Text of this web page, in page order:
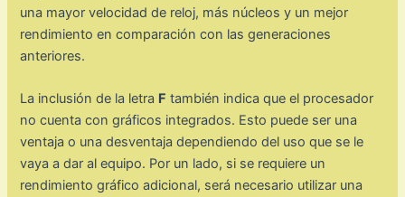
una mayor velocidad de reloj, más núcleos y un mejor
rendimiento en comparación con las generaciones
anteriores.
La inclusión de la letra F también indica que el procesador
no cuenta con gráficos integrados. Esto puede ser una
ventaja o una desventaja dependiendo del uso que se le
vaya a dar al equipo. Por un lado, si se requiere un
rendimiento gráfico adicional, será necesario utilizar una